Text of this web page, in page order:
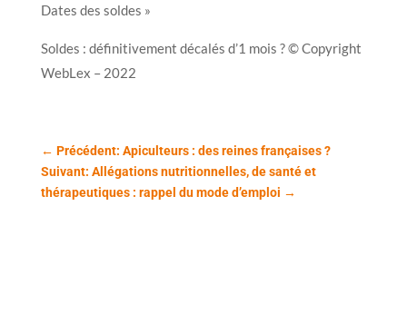
Dates des soldes »
Soldes : définitivement décalés d’1 mois ? © Copyright
WebLex – 2022
← Précédent: Apiculteurs : des reines françaises ?
Suivant: Allégations nutritionnelles, de santé et
thérapeutiques : rappel du mode d’emploi →